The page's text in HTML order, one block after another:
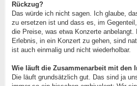
Rückzug?
Das würde ich nicht sagen. Ich glaube,
zu ersetzen ist und dass es, im
die Preise, was etwa Konzerte
Erlebnis, in ein Konzert zu gehen, sind
ist auch einmalig und nicht wiederholbar.
Wie läuft die Zusammenarbeit mit den
Die läuft grundsätzlich gut. Das sind ja